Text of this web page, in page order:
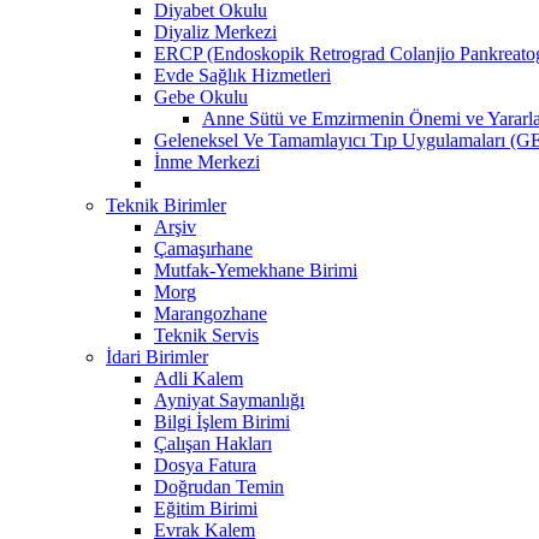
Diyabet Okulu
Diyaliz Merkezi
ERCP (Endoskopik Retrograd Colanjio
Evde Sağlık Hizmetleri
Gebe Okulu
Anne Sütü ve Emzirmenin Önemi ve
Geleneksel Ve Tamamlayıcı Tıp Uygulamaları
İnme Merkezi
Teknik Birimler
Arşiv
Çamaşırhane
Mutfak-Yemekhane Birimi
Morg
Marangozhane
Teknik Servis
İdari Birimler
Adli Kalem
Ayniyat Saymanlığı
Bilgi İşlem Birimi
Çalışan Hakları
Dosya Fatura
Doğrudan Temin
Eğitim Birimi
Evrak Kalem